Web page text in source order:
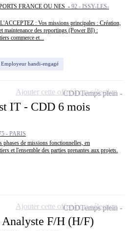
FRANCE OU NES - 92 - ISSY-LES-
: Vos missions principales : Création,
maintenance des reportings (Power BI) :
commerce et...
Employeur handi-engagé
IT - CDD 6 mois
- PARIS
phases de missions fonctionnelles, en
et l'ensemble des parties prenantes aux projets.
CDDTemps plein
Ajouter cette offre à ma sélection
Analyste F/H (H/F)
CDDTemps plein
Ajouter cette offre à ma sélection